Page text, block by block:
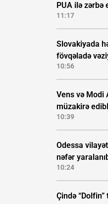
PUA ilə zərbə
11:17
Slovakiyada
fövqəladə
10:56
Vens və Modi
müzakirə
10:39
Odessa
nəfər
10:24
Çində